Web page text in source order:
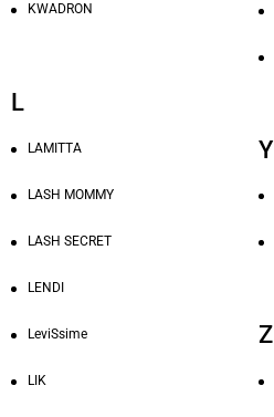
KWADRON
L
LAMITTA
LASH MOMMY
LASH SECRET
LENDI
LeviSsime
LIK
Y
Z